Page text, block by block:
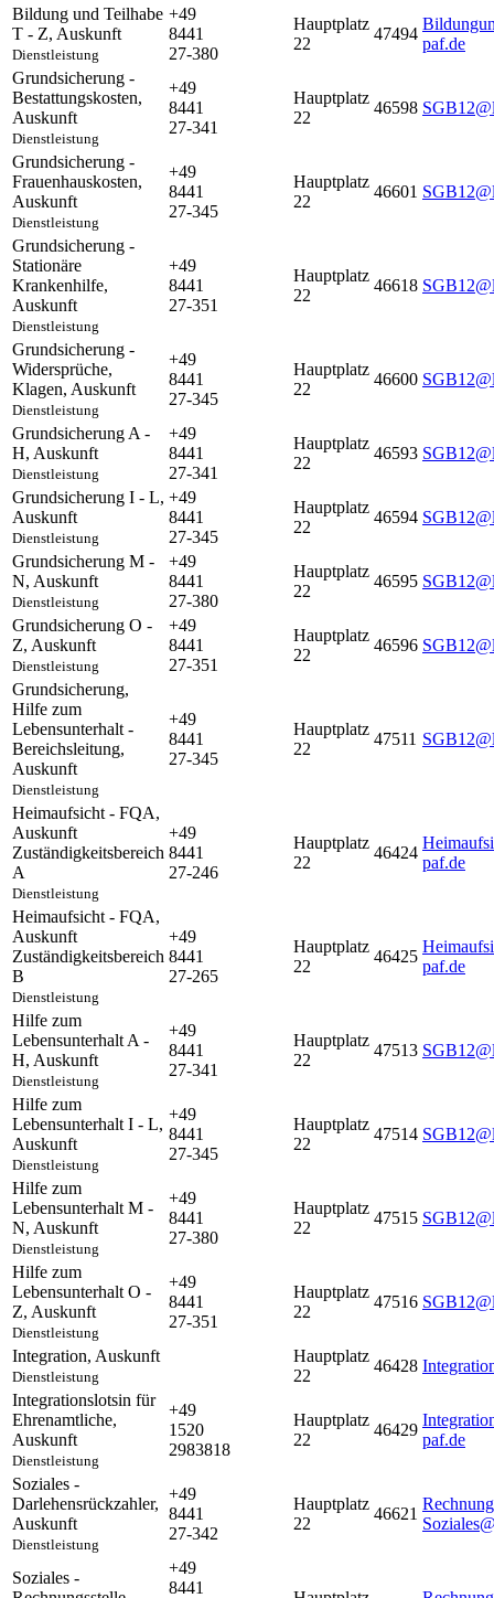
Bildung und Teilhabe
T - Z, Auskunft
Dienstleistung
+49
8441
27-380
Hauptplatz
22
47494
paf.de
Grundsicherung -
Bestattungskosten,
Auskunft
Dienstleistung
+49
8441
27-341
Hauptplatz
22
46598
Grundsicherung -
Frauenhauskosten,
Auskunft
Dienstleistung
+49
8441
27-345
Hauptplatz
22
46601
Grundsicherung -
Stationäre
Krankenhilfe,
Auskunft
Dienstleistung
+49
8441
27-351
Hauptplatz
22
46618
Grundsicherung -
Widersprüche,
Klagen, Auskunft
Dienstleistung
+49
8441
27-345
Hauptplatz
22
46600
Grundsicherung A -
H, Auskunft
Dienstleistung
+49
8441
27-341
Hauptplatz
22
46593
Grundsicherung I - L,
Auskunft
Dienstleistung
+49
8441
27-345
Hauptplatz
22
46594
Grundsicherung M -
N, Auskunft
Dienstleistung
+49
8441
27-380
Hauptplatz
22
46595
Grundsicherung O -
Z, Auskunft
Dienstleistung
+49
8441
27-351
Hauptplatz
22
46596
Grundsicherung,
Hilfe zum
Lebensunterhalt -
Bereichsleitung,
Auskunft
Dienstleistung
+49
8441
27-345
Hauptplatz
22
47511
Heimaufsicht - FQA,
Auskunft
Zuständigkeitsbereich
A
Dienstleistung
+49
8441
27-246
Hauptplatz
22
46424
paf.de
Heimaufsicht - FQA,
Auskunft
Zuständigkeitsbereich
B
Dienstleistung
+49
8441
27-265
Hauptplatz
22
46425
paf.de
Hilfe zum
Lebensunterhalt A -
H, Auskunft
Dienstleistung
+49
8441
27-341
Hauptplatz
22
47513
Hilfe zum
Lebensunterhalt I - L,
Auskunft
Dienstleistung
+49
8441
27-345
Hauptplatz
22
47514
Hilfe zum
Lebensunterhalt M -
N, Auskunft
Dienstleistung
+49
8441
27-380
Hauptplatz
22
47515
Hilfe zum
Lebensunterhalt O -
Z, Auskunft
Dienstleistung
+49
8441
27-351
Hauptplatz
22
47516
Integration, Auskunft
Dienstleistung
Hauptplatz
22
46428
Integrationslotsin für
Ehrenamtliche,
Auskunft
Dienstleistung
+49
1520
2983818
Hauptplatz
22
46429
paf.de
Soziales -
Darlehensrückzahler,
Auskunft
Dienstleistung
+49
8441
27-342
Hauptplatz
22
46621
Soziales -
+49
8441